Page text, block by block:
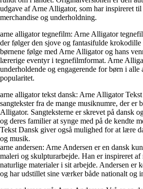
udgave af Arne Alligator, som har inspireret
merchandise og underholdning.
arne alligator tegnefilm: Arne Alligator
der følger den sjove og fantasifulde krokodille
børnene følge med Arne Alligator og hans
lærerige eventyr i tegnefilmformat. Arne
underholdende og engagerende for børn i alle
popularitet.
arne alligator tekst dansk: Arne Alligator
sangtekster fra de mange musiknumre, der er
Alligator. Sangteksterne er skrevet på dansk
og deres familier at synge med på de kendte
Tekst Dansk giver også mulighed for at lære
og musik.
arne andersen: Arne Andersen er en dansk
maleri og skulpturarbejde. Han er inspireret
naturlige materialer i sit arbejde. Andersen er
og har udstillet sine værker både nationalt og